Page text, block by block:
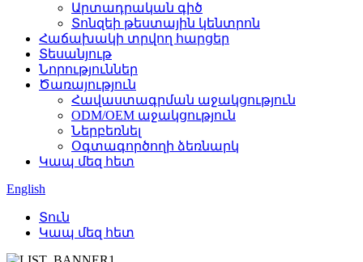
Արտադրական գիծ
Տոնզեի թեստային կենտրոն
Հաճախակի տրվող հարցեր
Տեսանյութ
Նորություններ
Ծառայություն
Հավաստագրման աջակցություն
ODM/OEM աջակցություն
Ներբեռնել
Օգտագործողի ձեռնարկ
Կապ մեզ հետ
English
Տուն
Կապ մեզ հետ